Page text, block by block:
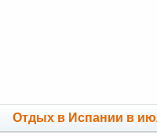
Отдых в Испании в